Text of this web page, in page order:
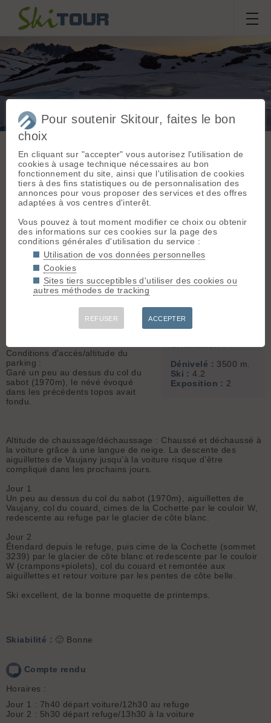
Étendard par cime de la
Massif :Grandes
Rousses - Arves
Sabot (2100 m)
Topo associé :
Cimes de la
Cochette, Couloir
Aiguillettes de
Vaujany
Sommet associé :
Pic de l'Étendard
Dénivelé : 3500 m.
Ski :4.2
Exposition : 2
Sortie dujeudi 28 mai 2026
benjamin.monnier31
Conditions nivologiques,
accès & météo
Couteau ATK noir perdu au niveau
du col du couard après la descente
des aiguillettes. J’offre le saucisson
et la bière :)
Météo/températures : Températures
Conditions d'accès/altitude du
parking :
Garé un peu au dessus du col du
sabot (1970m), le névé évoqué
dans les précédents topos avait
fondu.
Altitude de chaussage/déchaussage : Chaussé et déchaussé à
la voiture grâce à une langue de neige. La descente des
aiguillettes de Vaujany jusqu’à la voiture risque d’être
compliqué dans les prochains jours.
Jour 1
Un peu au dessus du col du sabot (1970m), aiguillettes de
Vaujany, col du couard, cimes de la Cochette par le couloir W,
redescente au refuge par le glacier de côte blanc.
Jour 2
Étendard depuis le refuge, puis cime de la Cochette (sommet
3239) par le glacier de côte blanc et redescente par le couloir
W (crampons+piolets), col du couard et remontée aux
aiguillettes et retour voiture par les pentes de côte belle.
Ski excellent, de la bonne moquette de printemps.
Skiabilité : 🙂 Bonne
Compte rendu
Horaires :
Jour 1 : 7h40 départ voiture/12h30 au refuge
Jour 2 : 5h30 départ refuge/13h30 à la voiture
Pour soutenir Skitour, faites le bon
choix
En cliquant sur "accepter" vous autorisez l'utilisation de
cookies à usage technique nécessaires au bon
fonctionnement du site, ainsi que l'utilisation de cookies
tiers à des fins statistiques ou de personnalisation des
annonces pour vous proposer des services et des offres
adaptées à vos centres d'interêt.
Vous pouvez à tout moment modifier ce choix ou obtenir
des informations sur ces cookies sur la page des
conditions générales d'utilisation du service :
Utilisation de vos données personnelles
Cookies
Sites tiers succeptibles d'utiliser des cookies ou
autres méthodes de tracking
REFUSER ACCEPTER